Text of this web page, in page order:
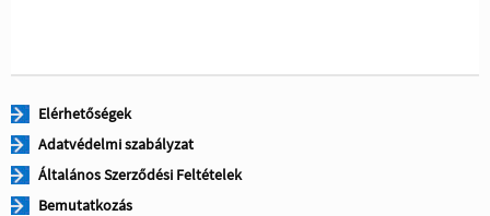
Elérhetőségek
Adatvédelmi szabályzat
Általános Szerződési Feltételek
Bemutatkozás